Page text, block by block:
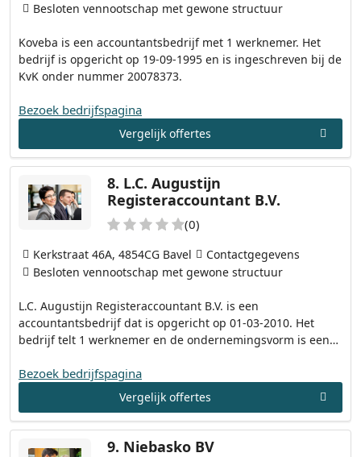
Koveba is een accountantsbedrijf met 1 werknemer. Het
bedrijf is opgericht op 19-09-1995 en is ingeschreven bij de
KvK onder nummer 20078373.
Besloten vennootschap met gewone structuur
Bezoek bedrijfspagina
Vergelijk offertes
8. L.C. Augustijn
Registeraccountant B.V.
(0)
L.C. Augustijn Registeraccountant B.V. is een
accountantsbedrijf dat is opgericht op 01-03-2010. Het
bedrijf telt 1 werknemer en de ondernemingsvorm is een…
Kerkstraat 46A, 4854CG Bavel
Contactgegevens
Besloten vennootschap met gewone structuur
Bezoek bedrijfspagina
Vergelijk offertes
9. Niebasko BV